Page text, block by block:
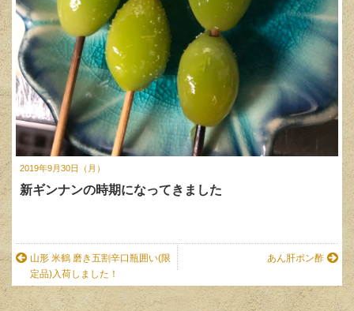
2019年9月30日（月）
新ギンナンの時期になってきました
山形 米鶴 磨き五割辛口瓶囲い(限
定品)入荷しました！
あん肝ポン酢